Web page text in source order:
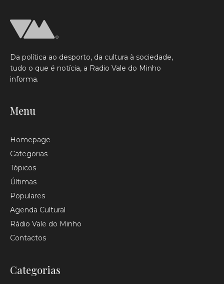
Da política ao desporto, da cultura à sociedade,
tudo o que é notícia, a Radio Vale do Minho
informa.
Menu
Homepage
Categorias
Tópicos
Últimas
Populares
Agenda Cultural
Rádio Vale do Minho
Contactos
Categorias